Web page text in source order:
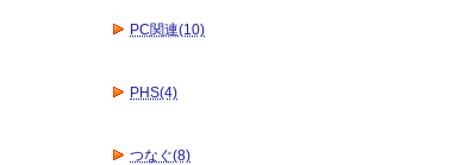
PC関連(10)
PHS(4)
つなぐ(8)